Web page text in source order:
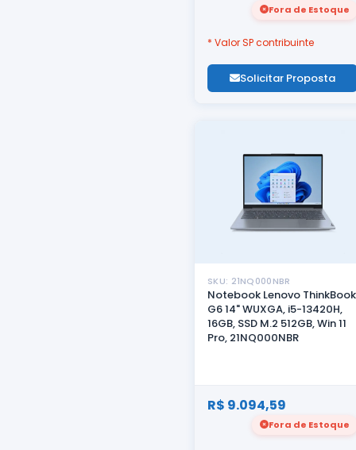
Fora de Estoque
* Valor SP contribuinte
Solicitar Proposta
SKU: 21NQ000NBR
Notebook Lenovo ThinkBook
G6 14" WUXGA, i5-13420H,
16GB, SSD M.2 512GB, Win 11
Pro, 21NQ000NBR
R$ 9.094,59
Fora de Estoque